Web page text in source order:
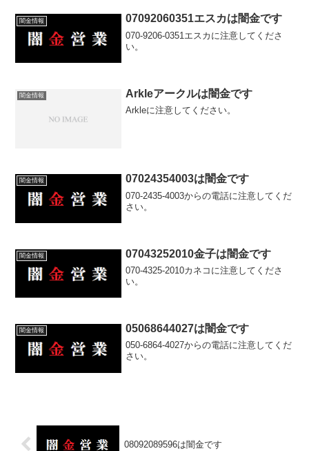
闇金情報 07092060351エスカは闇金です
070-9206-0351エスカに注意してくださ
い。
闇金情報 Arkleアークルは闇金です
Arkleに注意してください。
闇金情報 07024354003は闇金です
070-2435-4003からの電話に注意してくだ
さい。
闇金情報 07043252010金子は闇金です
070-4325-2010カネコに注意してくださ
い。
闇金情報 05068644027は闇金です
050-6864-4027からの電話に注意してくだ
さい。
08092089596は闇金です